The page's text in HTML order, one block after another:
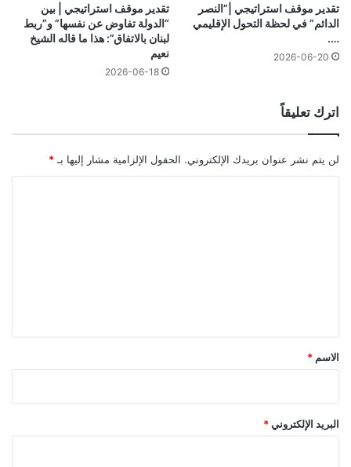
تقدير موقف استراتيجي |”النصر
الدائم” في لحظة التحول الإقليمي
….
2026-06-20
تقدير موقف استراتيجي | بين
“الدولة تفاوض عن نفسها” و”ربط
لبنان بالاتفاق”: هذا ما قاله الشيخ
نعيم
2026-06-18
اترك تعليقاً
لن يتم نشر عنوان بريدك الإلكتروني. الحقول الإلزامية مشار إليها بـ *
*
الاسم *
البريد الإلكتروني*